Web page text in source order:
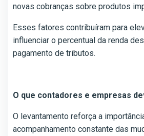
novas cobranças sobre produtos
Esses fatores contribuíram para
influenciar o percentual da renda
pagamento de tributos.
O que contadores e empresas
O levantamento reforça a
acompanhamento constante das